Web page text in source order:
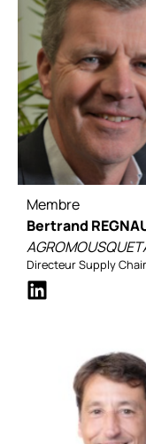
Membre
Bertrand
Directeur Supply